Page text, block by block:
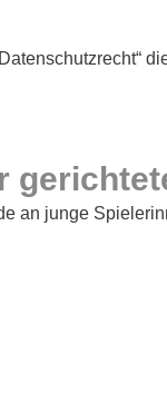
an junge